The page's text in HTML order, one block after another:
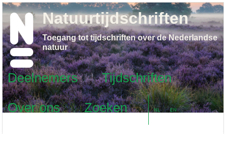
Deelnemers
Tijdschriften
Over ons
Zoeken NL EN
Natuurtijdschriften
Toegang tot tijdschriften over de Nederlandse
natuur